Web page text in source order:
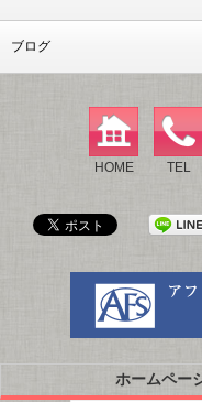
ブログ
HOME TEL
ホームペー